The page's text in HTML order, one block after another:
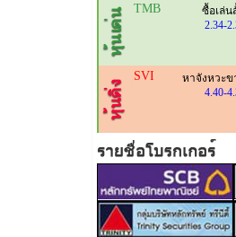
TMB
ซื้อเล่น
2.34-
SVI
หาจังหวะข
4.40-